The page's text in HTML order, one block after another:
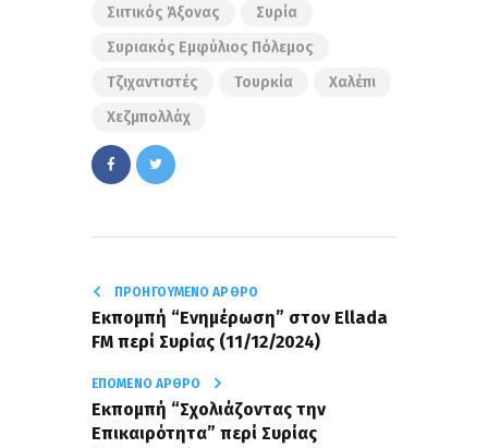
Σιιτικός Άξονας
Συρία
Συριακός Εμφύλιος Πόλεμος
Τζιχαντιστές
Τουρκία
Χαλέπι
Χεζμπολλάχ
ΠΡΟΗΓΟΎΜΕΝΟ ΆΡΘΡΟ
Eκπομπή “Eνημέρωση” στον Ellada
FM περί Συρίας (11/12/2024)
ΕΠΌΜΕΝΟ ΆΡΘΡΟ
Εκπομπή “Σχολιάζοντας την
Επικαιρότητα” περί Συρίας